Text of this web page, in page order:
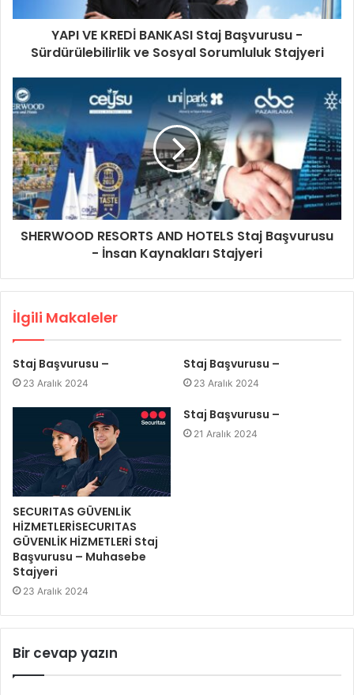
YAPI VE KREDİ BANKASI Staj Başvurusu -
Sürdürülebilirlik ve Sosyal Sorumluluk Stajyeri
SHERWOOD RESORTS AND HOTELS Staj Başvurusu
- İnsan Kaynakları Stajyeri
İlgili Makaleler
Staj Başvurusu –
23 Aralık 2024
Staj Başvurusu –
23 Aralık 2024
SECURITAS GÜVENLİK
HİZMETLERİSECURITAS
GÜVENLİK HİZMETLERİ Staj
Başvurusu – Muhasebe
Stajyeri
23 Aralık 2024
Staj Başvurusu –
21 Aralık 2024
Bir cevap yazın